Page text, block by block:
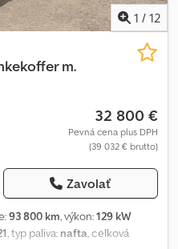
1 / 12
m.
32 800 €
Pevná cena plus DPH
(39 032 € brutto)
Zavolať
93 800 km, výkon:129 kW
, typ paliva: nafta, celková